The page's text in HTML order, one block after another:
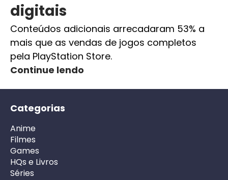
digitais
Conteúdos adicionais arrecadaram 53% a
mais que as vendas de jogos completos
pela PlayStation Store.
Continue lendo
Categorias
Anime
Filmes
Games
HQs e Livros
Séries